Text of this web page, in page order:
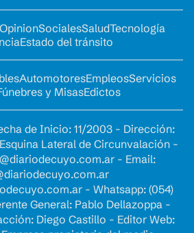
SocialesSaludTecnología
Estado del tránsito
AutomotoresEmpleosServicios
y MisasEdictos
de Inicio: 11/2003 - Dirección:
Lateral de Circunvalación -
- Email:
- Whatsapp: (054)
General: Pablo Dellazoppa -
Diego Castillo - Editor Web: